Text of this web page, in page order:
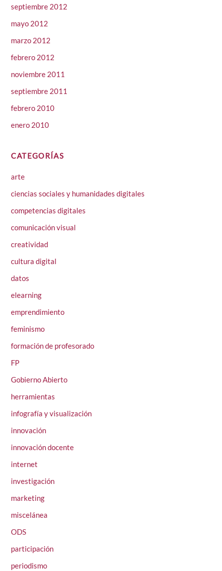
septiembre 2012
mayo 2012
marzo 2012
febrero 2012
noviembre 2011
septiembre 2011
febrero 2010
enero 2010
CATEGORÍAS
arte
ciencias sociales y humanidades digitales
competencias digitales
comunicación visual
creatividad
cultura digital
datos
elearning
emprendimiento
feminismo
formación de profesorado
FP
Gobierno Abierto
herramientas
infografía y visualización
innovación
innovación docente
internet
investigación
marketing
miscelánea
ODS
participación
periodismo